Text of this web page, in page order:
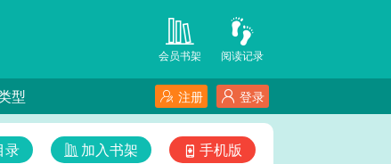
阅读记录
会员书架
型 登录
注册
手机版
加入书架
录